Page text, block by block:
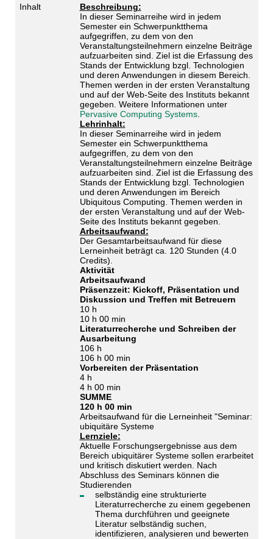
Inhalt
Beschreibung:
In dieser Seminarreihe wird in jedem
Semester ein Schwerpunktthema
aufgegriffen, zu dem von den
Veranstaltungsteilnehmern einzelne Beiträge
aufzuarbeiten sind. Ziel ist die Erfassung des
Stands der Entwicklung bzgl. Technologien
und deren Anwendungen in diesem Bereich.
Themen werden in der ersten Veranstaltung
und auf der Web-Seite des Instituts bekannt
gegeben. Weitere Informationen unter
Pervasive Computing Systems.
Lehrinhalt:
In dieser Seminarreihe wird in jedem
Semester ein Schwerpunktthema
aufgegriffen, zu dem von den
Veranstaltungsteilnehmern einzelne Beiträge
aufzuarbeiten sind. Ziel ist die Erfassung des
Stands der Entwicklung bzgl. Technologien
und deren Anwendungen im Bereich
Ubiquitous Computing. Themen werden in
der ersten Veranstaltung und auf der Web-
Seite des Instituts bekannt gegeben.
Arbeitsaufwand:
Der Gesamtarbeitsaufwand für diese
Lerneinheit beträgt ca. 120 Stunden (4.0
Credits).
Aktivität
Arbeitsaufwand
Präsenzzeit: Kickoff, Präsentation und
Diskussion und Treffen mit Betreuern
10 h
10 h 00 min
Literaturrecherche und Schreiben der
Ausarbeitung
106 h
106 h 00 min
Vorbereiten der Präsentation
4 h
4 h 00 min
SUMME
120 h 00 min
Arbeitsaufwand für die Lerneinheit "Seminar:
ubiquitäre Systeme
Lernziele:
Aktuelle Forschungsergebnisse aus dem
Bereich ubiquitärer Systeme sollen erarbeitet
und kritisch diskutiert werden. Nach
Abschluss des Seminars können die
Studierenden
selbständig eine strukturierte
Literaturrecherche zu einem gegebenen
Thema durchführen und geeignete
Literatur selbständig suchen,
identifizieren, analysieren und bewerten